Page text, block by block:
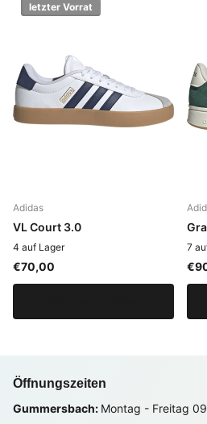
letzter Vorrat
Adidas
VL Court 3.0
4 auf Lager
€70,00
7
Öffnungszeiten
Gummersbach: Montag - Freitag